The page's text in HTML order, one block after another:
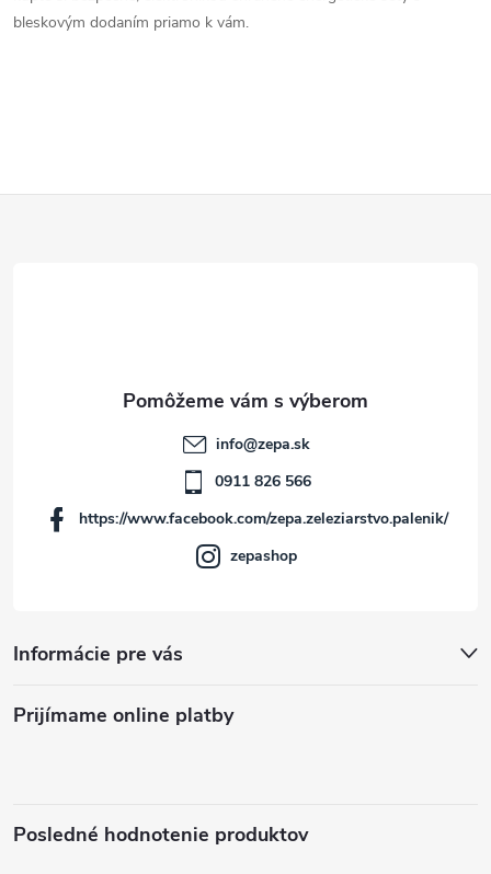
bleskovým dodaním priamo k vám.
Informácie pre vás
info@zepa.sk
0911 826 566
https://www.facebook.com/zepa.zeleziarstvo.palenik/
zepashop
Prijímame online platby
Posledné hodnotenie produktov